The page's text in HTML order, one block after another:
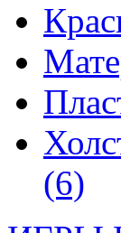
(6)